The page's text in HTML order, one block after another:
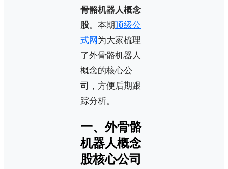
骨骼机器人概念
股。本期顶级公
式网 为大家梳理
了外骨骼机器人
概念的核心公
司，方便后期跟
踪分析。
一、外骨骼
机器人概念
股核心公司